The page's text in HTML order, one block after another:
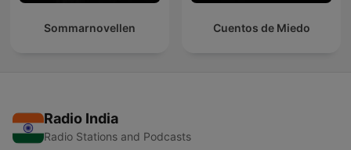
Sommarnovellen Cuentos de Miedo
Radio India
Radio Stations and Podcasts